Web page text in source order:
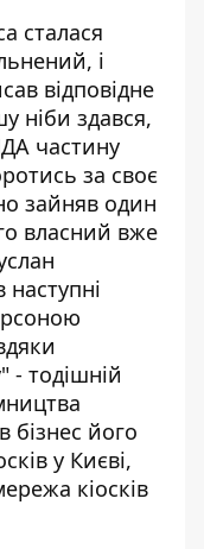
сталася
і
відповідне
ніби здався,
частину
за своє
зайняв один
власний вже
тодішній
його
у Києві,
кіосків